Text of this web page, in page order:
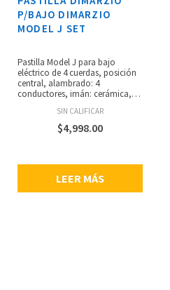
P/BAJO DIMARZIO
MODEL J SET
Pastilla Model J para bajo
eléctrico de 4 cuerdas, posición
central, alambrado: 4
conductores, imán: cerámica,
6.82 kilo-ohms, recomendada
para brazo y puente, diseñada
para adaptarse al Fender Jazz
diferentes para brazo y para
SIN CALIFICAR
$4,998.00
LEER MÁS